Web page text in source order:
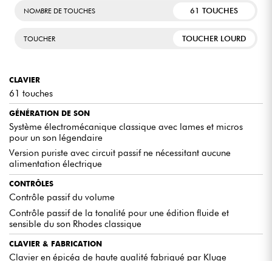
Un instrument fidèle au son Rhodes original, mais pensé
pour la modernité et la portabilité.
Construction haut de gamme avec un toucher pianistique
NOMBRE DE TOUCHES 61 TOUCHES
TOUCHER TOUCHER LOURD
CLAVIER
61 touches
GÉNÉRATION DE SON
Système électromécanique classique avec lames et micros
pour un son légendaire
Version puriste avec circuit passif ne nécessitant aucune
alimentation électrique
CONTRÔLES
Contrôle passif du volume
Contrôle passif de la tonalité pour une édition fluide et
sensible du son Rhodes classique
CLAVIER & FABRICATION
Clavier en épicéa de haute qualité fabriqué par Kluge